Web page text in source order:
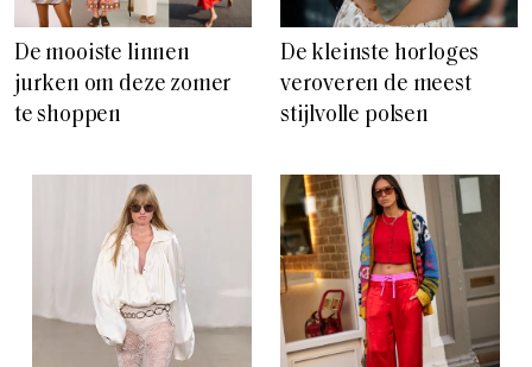
De mooiste linnen
jurken om deze zomer
te shoppen
De kleinste horloges
veroveren de meest
stijlvolle polsen